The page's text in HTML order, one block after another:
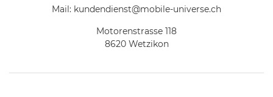
Mail: kundendienst@mobile-universe.ch
Motorenstrasse 118
8620 Wetzikon